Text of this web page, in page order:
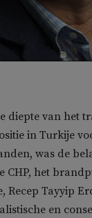
diepte van het
in Turkije
was de
CHP, het
Recep Tayyip
en